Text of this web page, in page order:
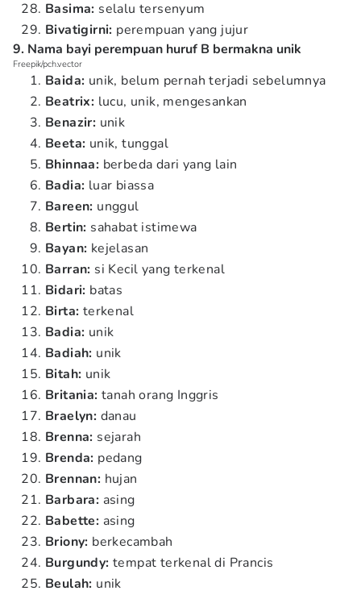
Basima: selalu tersenyum
Bivatigirni: perempuan yang jujur
9. Nama bayi perempuan huruf B bermakna unik
Freepik/pch.vector
Baida: unik, belum pernah terjadi sebelumnya
Beatrix: lucu, unik, mengesankan
Benazir: unik
Beeta: unik, tunggal
Bhinnaa: berbeda dari yang lain
Badia: luar biassa
Bareen: unggul
Bertin: sahabat istimewa
Bayan: kejelasan
Barran: si Kecil yang terkenal
Bidari: batas
Birta: terkenal
Badia: unik
Badiah: unik
Bitah: unik
Britania: tanah orang Inggris
Braelyn: danau
Brenna: sejarah
Brenda: pedang
Brennan: hujan
Barbara: asing
Babette: asing
Briony: berkecambah
Burgundy: tempat terkenal di Prancis
Beulah: unik